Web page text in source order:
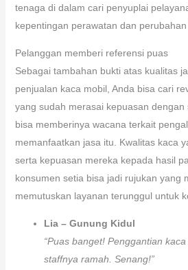
tenaga di dalam cari penyuplai
kepentingan perawatan dan perubahan
Pelanggan memberi referensi puas
Sebagai tambahan bukti atas kualitas
penjualan kaca mobil, Anda bisa cari
yang sudah merasai kepuasan dengan
bisa memberinya wacana terkait
memanfaatkan jasa itu. Kwalitas kaca
serta kepuasan mereka kepada hasil
konsumen setia bisa jadi rujukan yang
memutuskan layanan terunggul untuk
Lia – Gunung Kidul
“Puas banget! Penggantian
staffnya ramah. Senang!”